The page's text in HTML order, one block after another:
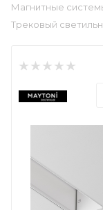
Магнитные
Трековый